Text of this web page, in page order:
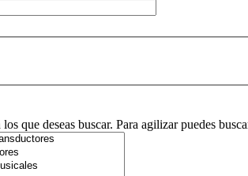
que deseas buscar. Para agilizar puedes